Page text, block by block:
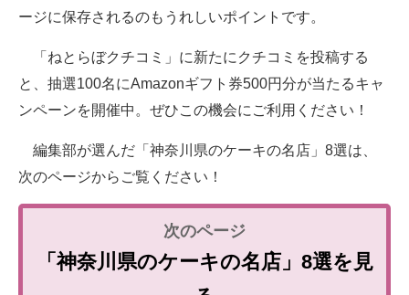
ージに保存されるのもうれしいポイントです。
「ねとらぼクチコミ」に新たにクチコミを投稿する
と、抽選100名にAmazonギフト券500円分が当たるキャ
ンペーンを開催中。ぜひこの機会にご利用ください！
編集部が選んだ「神奈川県のケーキの名店」8選は、
次のページからご覧ください！
「神奈川県のケーキの名店」8選を見